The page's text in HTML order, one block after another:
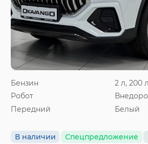
Бензин
2 л, 200
Робот
Передний
Белый
В наличии Спецпредложение